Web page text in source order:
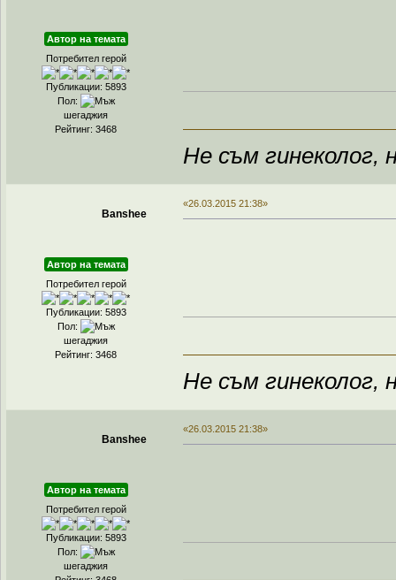
Автор на темата
Потребител герой
Публикации: 5893
Пол:
шегаджия
Рейтинг: 3468
Не съм гинеколог,
Banshee
Автор на темата
Потребител герой
Публикации: 5893
Пол:
шегаджия
Рейтинг: 3468
«26.03.2015 21:38»
Не съм гинеколог,
Banshee
Автор на темата
Потребител герой
Публикации: 5893
Пол:
шегаджия
«26.03.2015 21:38»